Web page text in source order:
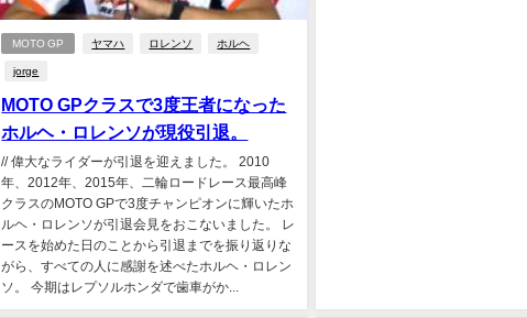
MOTO GP ヤマハ ロレンソ ホルヘ
jorge
MOTO GPクラスで3度王者になった
ホルヘ・ロレンソが現役引退。
// 偉大なライダーが引退を迎えました。 2010
年、2012年、2015年、二輪ロードレース最高峰
クラスのMOTO GPで3度チャンピオンに輝いたホ
ルヘ・ロレンソが引退会見をおこないました。 レ
ースを始めた日のことから引退までを振り返りな
がら、すべての人に感謝を述べたホルヘ・ロレン
ソ。 今期はレプソルホンダで歯車がか...